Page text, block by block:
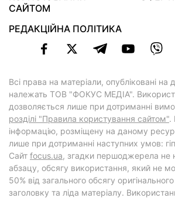
САЙТОМ
РЕДАКЦІЙНА ПОЛІТИКА
Всі права на матеріали, опубліковані на
належать ТОВ "ФОКУС МЕДІА".
дозволяється лише при дотриманні
розділі "Правила користування сайтом".
інформацію, розміщену на даному
лише при дотриманні наступних умов:
Cайт focus.ua, згадки першоджерела не
абзацу, обсягу використання, який не
50% від загального обсягу
заголовку та ліда матеріалу.